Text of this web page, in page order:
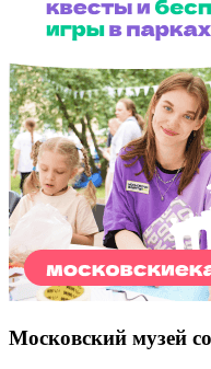
Московский музей